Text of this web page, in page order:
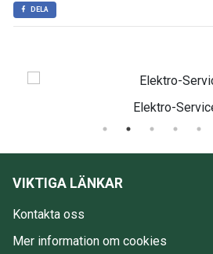
DELA
Elektro-Service
VIKTIGA LÄNKAR
Kontakta oss
Mer information om cookies